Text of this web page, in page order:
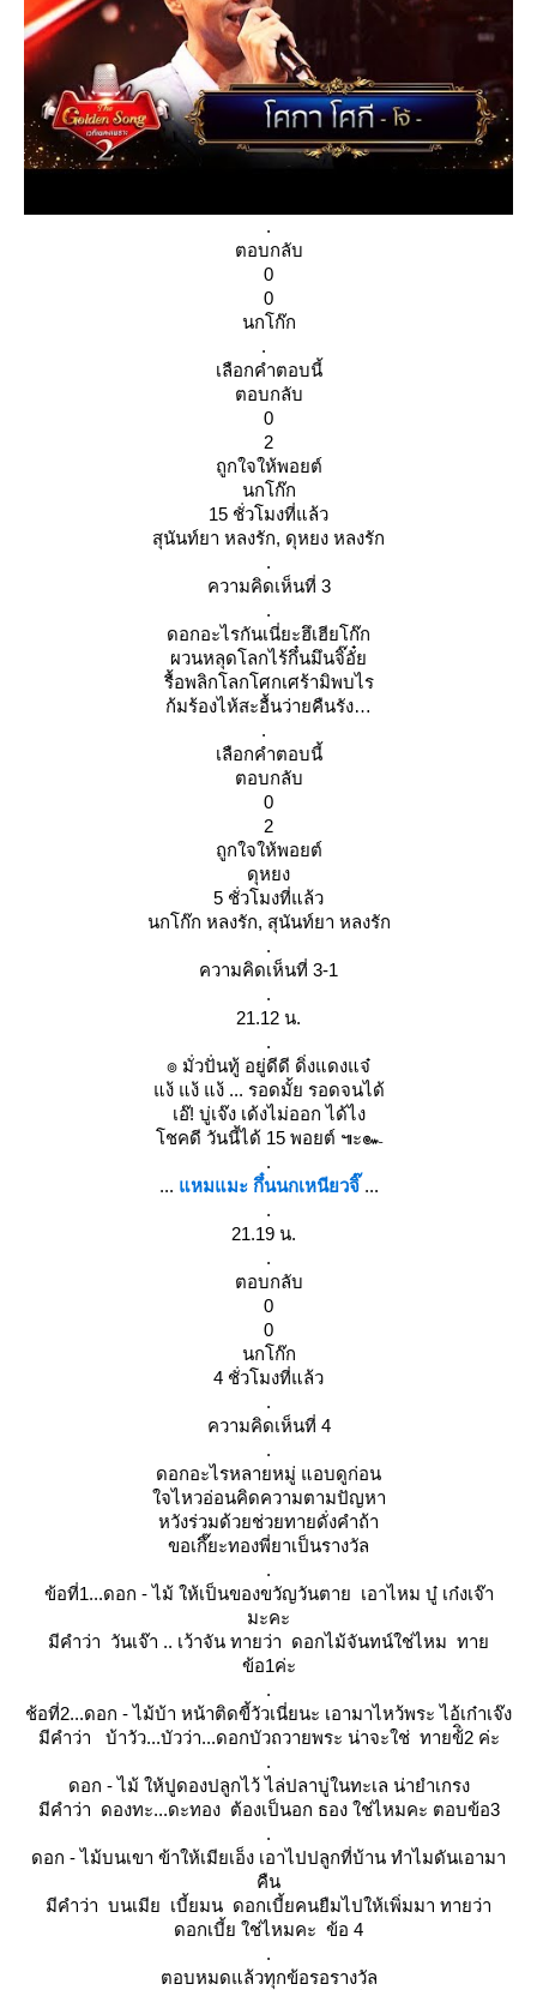
.
ตอบกลับ
0
0
นกโก๊ก
.
เลือกคำตอบนี้
ตอบกลับ
0
2
ถูกใจให้พอยต์
นกโก๊ก
15 ชั่วโมงที่แล้ว
สุนันท์ยา หลงรัก, ดุหยง หลงรัก
.
ความคิดเห็นที่ 3
.
ดอกอะไรกันเนี่ยะฮึเฮียโก๊ก
ผวนหลุดโลกไร้กึ๋นมึนจิ๊อั๋
รื้อพลิกโลกโศกเศร้ามิพบไร
ก้มร้องไห้สะอื้นว่ายคืนรัง
.
เลือกคำตอบนี้
ตอบกลับ
0
2
ถูกใจให้พอยต์
ดุหยง
5 ชั่วโมงที่แล้ว
นกโก๊ก หลงรัก, สุนันท์ยา หลงรัก
.
ความคิดเห็นที่ 3-1
.
21.12 น.
.
๏ มั่วปั่นทู้ อยู่ดีดี ดิ่งแดงแจ๋
ง้ แง้ แง้ ... รอดมั้ย รอดจนได้
เอ๊! บู่เจ๊ง เด้งไม่ออก ได้ไง
ชคดี วันนี้ได้ 15 พอยต์ ๚ะ๛
.
... หมแมะ กึ๋นนกเหนียวจิ๊...
.
21.19 น.
.
ตอบกลับ
0
0
นกโก๊ก
4 ชั่วโมงที่แล้ว
.
ความคิดเห็นที่ 4
.
ดอกอะไรหลายหมู่ แอบดูก่อน
จไหวอ่อนคิดความตามปัญหา
หวังร่วมด้วยช่วยทายดั่งคำถ้า
ขอเกึ๊ยะทองพี่ยาเป็นรางวัล
.
ข้อที่1...ดอก - ไม้ ให้เป็นของขวัญวันตาย เอาไหม บู๋ เก๋งเจ๊า
มะคะ
มีคำว่า วันเจ๊า .. เว้าจัน ทายว่า ดอกไม้จันทน์ใช่ไหม ทา
ข้อ1ค่ะ
.
ช้อที่2...ดอก - ไม้บ้า หน้าติดขี้วัวเนี่ยนะ เอามาไหว้พระ ไอ้เก๋าเจ๊ง
มีคำว่า บ้าวัว...บัวว่า...ดอกบัวถวายพระ น่าจะใช่ ทายข้ิ2 ค่ะ
.
ดอก - ไม้ ให้ปูดองปลูกไว้ ไล่ปลาบู่ในทะเล น่ายำเกรง
มีคำว่า ดองทะ...ดะทอง ต้องเป็นอก ธอง ใช่ไหมคะ ตอบข้อ3
.
ดอก - ไม้บนเขา ข้าให้เมียเอ็ง เอาไปปลูกที่บ้าน ทำไมดันเอามา
คืน
มีคำว่า บนเมีย เบี้ยมน ดอกเบี้ยคนยืมไปให้เพิ่มมา ทายว่า
ดอกเบี้ย ใช่ไหมคะ ข้อ 4
.
ตอบหมดแล้วทุกข้อรอรางวัล